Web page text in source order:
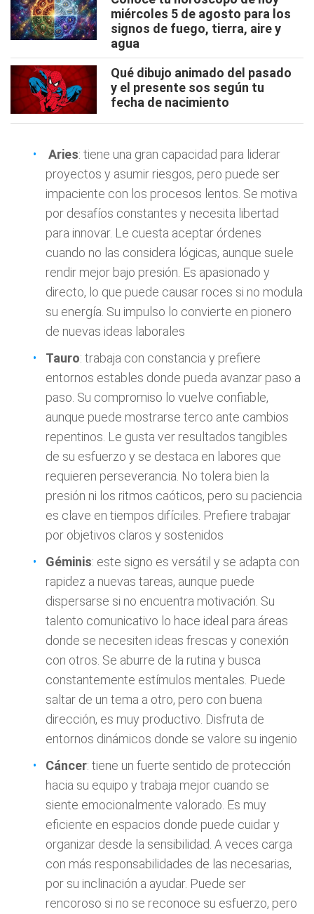
miércoles 5 de agosto para los
signos de fuego, tierra, aire y
agua
Qué dibujo animado del pasado
y el presente sos según tu
fecha de nacimiento
Aries: tiene una gran capacidad para liderar
proyectos y asumir riesgos, pero puede ser
impaciente con los procesos lentos. Se motiva
por desafíos constantes y necesita libertad
para innovar. Le cuesta aceptar órdenes
cuando no las considera lógicas, aunque suele
rendir mejor bajo presión. Es apasionado y
directo, lo que puede causar roces si no modula
su energía. Su impulso lo convierte en pionero
de nuevas ideas laborales
Tauro: trabaja con constancia y prefiere
entornos estables donde pueda avanzar paso a
paso. Su compromiso lo vuelve confiable,
aunque puede mostrarse terco ante cambios
repentinos. Le gusta ver resultados tangibles
de su esfuerzo y se destaca en labores que
requieren perseverancia. No tolera bien la
presión ni los ritmos caóticos, pero su paciencia
es clave en tiempos difíciles. Prefiere trabajar
por objetivos claros y sostenidos
Géminis: este signo es versátil y se adapta con
rapidez a nuevas tareas, aunque puede
dispersarse si no encuentra motivación. Su
talento comunicativo lo hace ideal para áreas
donde se necesiten ideas frescas y conexión
con otros. Se aburre de la rutina y busca
constantemente estímulos mentales. Puede
saltar de un tema a otro, pero con buena
dirección, es muy productivo. Disfruta de
entornos dinámicos donde se valore su ingenio
Cáncer: tiene un fuerte sentido de protección
hacia su equipo y trabaja mejor cuando se
siente emocionalmente valorado. Es muy
eficiente en espacios donde puede cuidar y
organizar desde la sensibilidad. A veces carga
con más responsabilidades de las necesarias,
por su inclinación a ayudar. Puede ser
rencoroso si no se reconoce su esfuerzo, pero